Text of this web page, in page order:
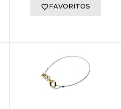
FAVORITOS